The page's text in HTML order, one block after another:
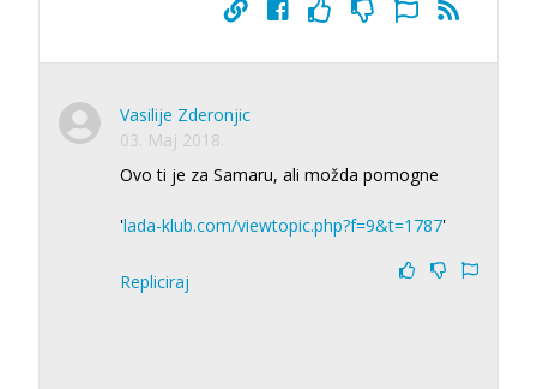
Vasilije Zderonjic
03. Maj 2018.
Ovo ti je za Samaru, ali možda pomogne
'lada-klub.com/viewtopic.php?f=9&t=1787'
Repliciraj